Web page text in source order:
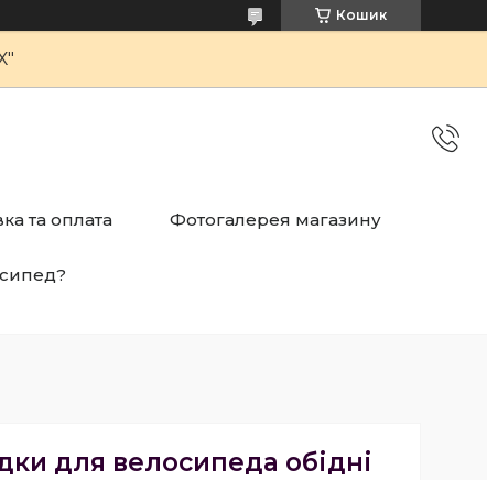
Кошик
та оплата Фотогалерея магазину
для велосипеда обідні